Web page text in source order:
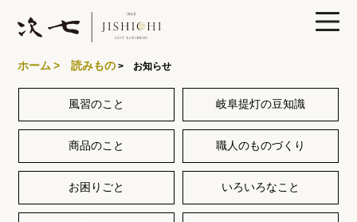
製品ラインナップ
あかりや次七について
ホーム > 読みもの > お知らせ
風習のこと 岐阜提灯の豆知識
商品のこと 職人のものづくり
お困りごと いろいろなこと